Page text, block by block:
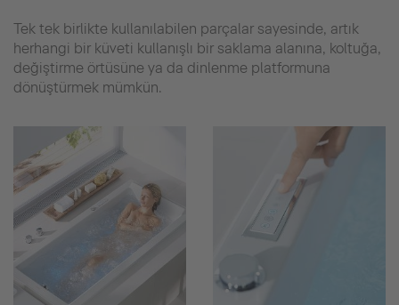
Tek tek birlikte kullanılabilen parçalar sayesinde, artık
herhangi bir küveti kullanışlı bir saklama alanına, koltuğa,
değiştirme örtüsüne ya da dinlenme platformuna
dönüştürmek mümkün.